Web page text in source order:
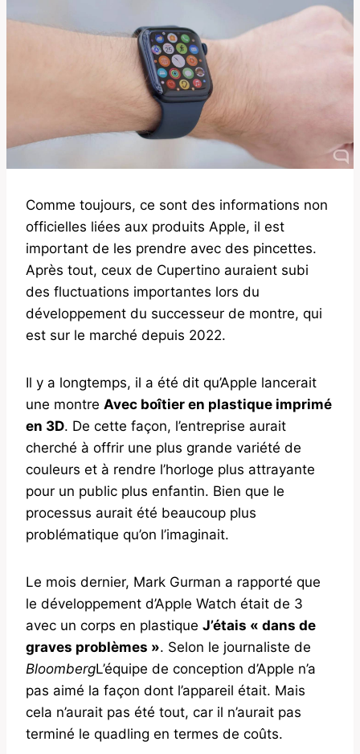
Comme toujours, ce sont des informations non
officielles liées aux produits Apple, il est
important de les prendre avec des pincettes.
Après tout, ceux de Cupertino auraient subi
des fluctuations importantes lors du
développement du successeur de montre, qui
est sur le marché depuis 2022.
Il y a longtemps, il a été dit qu’Apple lancerait
une montre Avec boîtier en plastique imprimé
en 3D. De cette façon, l’entreprise aurait
cherché à offrir une plus grande variété de
couleurs et à rendre l’horloge plus attrayante
pour un public plus enfantin. Bien que le
processus aurait été beaucoup plus
problématique qu’on l’imaginait.
Le mois dernier, Mark Gurman a rapporté que
le développement d’Apple Watch était de 3
avec un corps en plastique J’étais « dans de
graves problèmes ». Selon le journaliste de
BloombergL’équipe de conception d’Apple n’a
pas aimé la façon dont l’appareil était. Mais
cela n’aurait pas été tout, car il n’aurait pas
terminé le quadling en termes de coûts.